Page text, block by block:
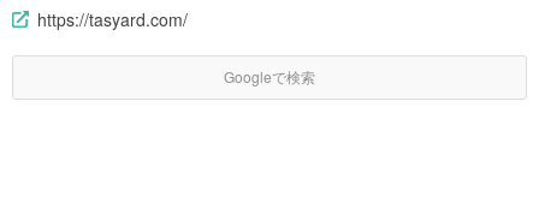
https://tasyard.com/
Googleで検索